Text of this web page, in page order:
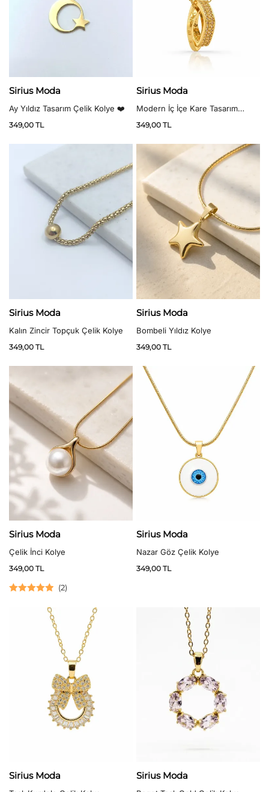
Sirius Moda
Ay Yıldız Tasarım Çelik Kolye ❤️
349,00 TL
Sirius Moda
Modern İç İçe Kare Tasarım
349,00 TL
Sirius Moda
Kalın Zincir Topçuk Çelik Kolye
349,00 TL
Sirius Moda
Bombeli Yıldız Kolye
349,00 TL
Sirius Moda
Çelik İnci Kolye
349,00 TL
oy aldı
(2)
Sirius Moda
Nazar Göz Çelik Kolye
349,00 TL
Sirius Moda Sirius Moda